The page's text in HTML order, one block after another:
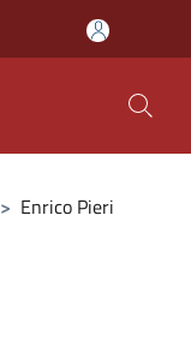
> Enrico Pieri